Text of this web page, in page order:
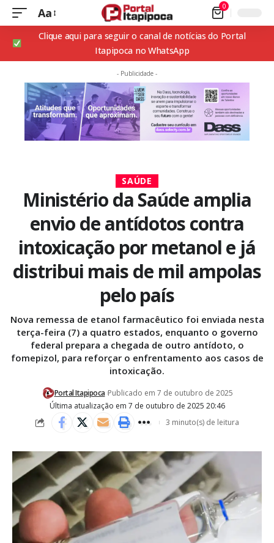
Aa 0
Clique aqui para seguir o canal de notícias do Portal
Itapipoca no WhatsApp
- Publicidade -
SAÚDE
Ministério da Saúde amplia
envio de antídotos contra
intoxicação por metanol e já
distribui mais de mil ampolas
pelo país
Nova remessa de etanol farmacêutico foi enviada nesta
terça-feira (7) a quatro estados, enquanto o governo
federal prepara a chegada de outro antídoto, o
fomepizol, para reforçar o enfrentamento aos casos de
intoxicação.
Última atualização em 7 de outubro de 2025 20:46
Portal Itapipoca Publicado em 7 de outubro de 2025
3 minuto(s) de leitura